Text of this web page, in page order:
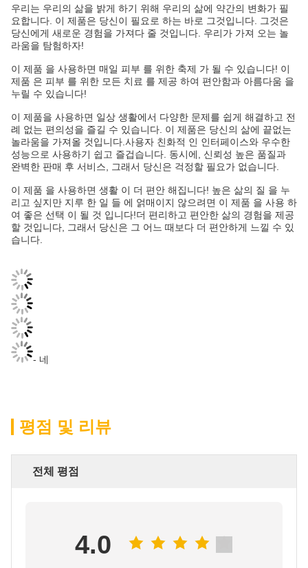
우리는 우리의 삶을 밝게 하기 위해 우리의 삶에 약간의 변화가 필
요합니다. 이 제품은 당신이 필요로 하는 바로 그것입니다. 그것은
당신에게 새로운 경험을 가져다 줄 것입니다. 우리가 가져 오는 놀
라움을 탐험하자!
이 제품 을 사용하면 매일 피부 를 위한 축제 가 될 수 있습니다! 이
제품 은 피부 를 위한 모든 치료 를 제공 하여 편안함과 아름다움 을
누릴 수 있습니다!
이 제품을 사용하면 일상 생활에서 다양한 문제를 쉽게 해결하고 전
례 없는 편의성을 즐길 수 있습니다. 이 제품은 당신의 삶에 끝없는
놀라움을 가져올 것입니다.사용자 친화적 인 인터페이스와 우수한
성능으로 사용하기 쉽고 즐겁습니다. 동시에, 신뢰성 높은 품질과
완벽한 판매 후 서비스, 그래서 당신은 걱정할 필요가 없습니다.
이 제품 을 사용하면 생활 이 더 편안 해집니다! 높은 삶의 질 을 누
리고 싶지만 지루 한 일 들 에 얽매이지 않으려면 이 제품 을 사용 하
여 좋은 선택 이 될 것 입니다!더 편리하고 편안한 삶의 경험을 제공
할 것입니다, 그래서 당신은 그 어느 때보다 더 편안하게 느낄 수 있
습니다.
- 네
평점 및 리뷰
전체 평점
4.0